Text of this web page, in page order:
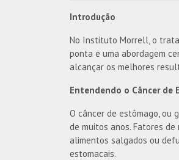
Introdução
No Instituto Morrell, o
ponta e uma abordagem
alcançar os melhores
Entendendo o Câncer de
O câncer de estômago, ou
de muitos anos. Fatores
alimentos salgados ou
estomacais.